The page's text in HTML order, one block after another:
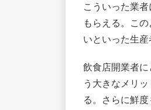
こういった業
もらえる。こ
いといった生産
飲食店開業者
う大きなメリ
る。さらに鮮